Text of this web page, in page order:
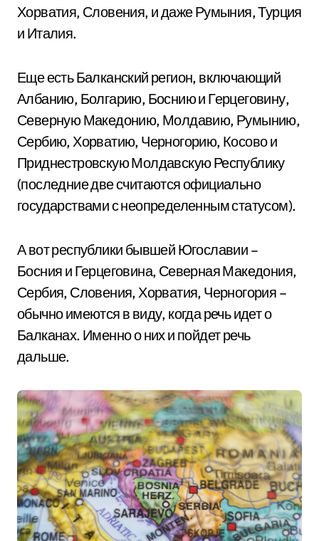
Хорватия, Словения, и даже Румыния, Турция
и Италия.
Еще есть Балканский регион, включающий
Албанию, Болгарию, Боснию и Герцеговину,
Северную Македонию, Молдавию, Румынию,
Сербию, Хорватию, Черногорию, Косово и
Приднестровскую Молдавскую Республику
(последние две считаются официально
государствами с неопределенным статусом).
А вот республики бывшей Югославии –
Босния и Герцеговина, Северная Македония,
Сербия, Словения, Хорватия, Черногория –
обычно имеются в виду, когда речь идет о
Балканах. Именно о них и пойдет речь
дальше.